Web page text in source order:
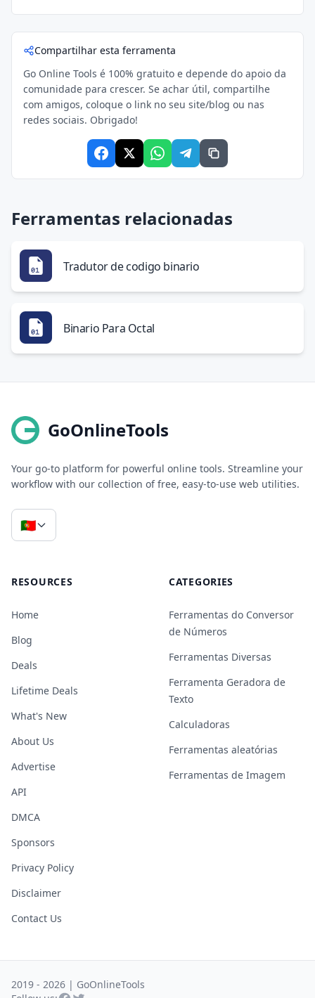
Compartilhar esta ferramenta
Go Online Tools é 100% gratuito e depende do apoio da
comunidade para crescer. Se achar útil, compartilhe
com amigos, coloque o link no seu site/blog ou nas
redes sociais. Obrigado!
Ferramentas relacionadas
Tradutor de codigo binario
Binario Para Octal
GoOnlineTools
Your go-to platform for powerful online tools. Streamline your
workflow with our collection of free, easy-to-use web utilities.
🇵🇹
RESOURCES
Home
Blog
Deals
Lifetime Deals
What's New
About Us
Advertise
API
DMCA
Sponsors
Privacy Policy
Disclaimer
Contact Us
CATEGORIES
Ferramentas do Conversor
de Números
Ferramentas Diversas
Ferramenta Geradora de
Texto
Calculadoras
Ferramentas aleatórias
Ferramentas de Imagem
2019 - 2026 | GoOnlineTools